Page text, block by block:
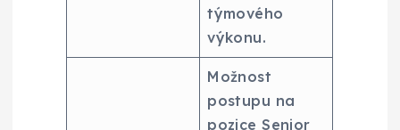
týmového
výkonu.
Možnost
postupu na
pozice Senior